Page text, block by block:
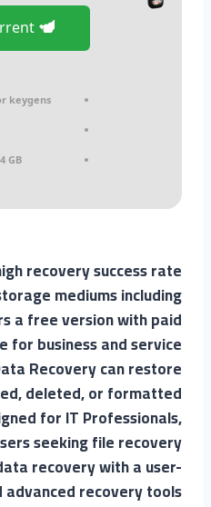
Download Torrent
keygens
GB
recovery success rate
mediums including
a free version with paid
for business and service
Recovery can restore
deleted, or formatted
for IT Professionals,
seeking file recovery
recovery with a user-
recovery tools.